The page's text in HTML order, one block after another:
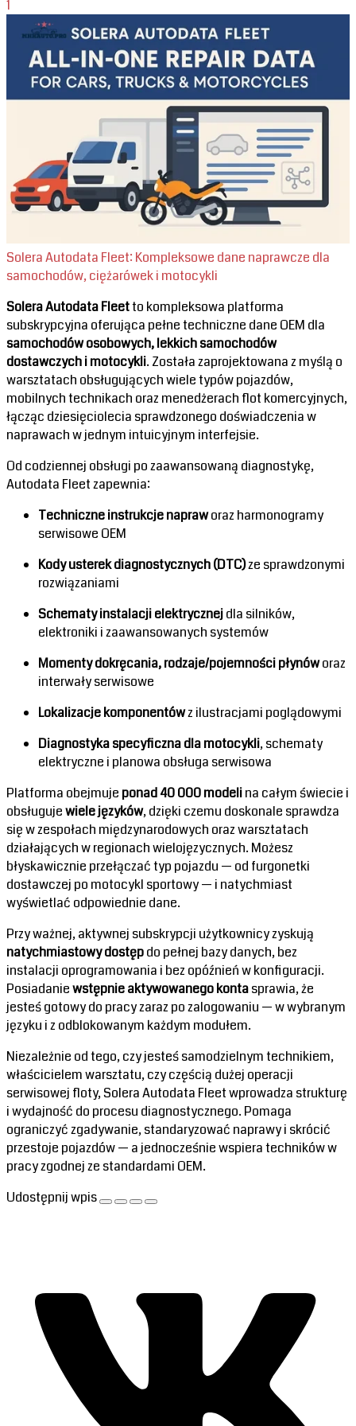
1
Solera Autodata Fleet: Kompleksowe dane naprawcze dla
samochodów, ciężarówek i motocykli
Solera Autodata Fleetto kompleksowa platforma
subskrypcyjna oferująca pełne techniczne dane OEM dla
samochodów osobowych, lekkich samochodów
dostawczych i motocykli. Została zaprojektowana z myślą o
warsztatach obsługujących wiele typów pojazdów,
mobilnych technikach oraz menedżerach flot komercyjnych,
łącząc dziesięciolecia sprawdzonego doświadczenia w
naprawach w jednym intuicyjnym interfejsie.
Od codziennej obsługi po zaawansowaną diagnostykę,
Autodata Fleet zapewnia:
Techniczne instrukcje napraworaz harmonogramy
serwisowe OEM
Kody usterek diagnostycznych (DTC)ze sprawdzonymi
rozwiązaniami
Schematy instalacji elektrycznejdla silników,
elektroniki i zaawansowanych systemów
Momenty dokręcania, rodzaje/pojemności płynóworaz
interwały serwisowe
Lokalizacje komponentówz ilustracjami poglądowymi
Diagnostyka specyficzna dla motocykli, schematy
elektryczne i planowa obsługa serwisowa
Platforma obejmuje ponad 40 000 modelina całym świecie i
obsługujewiele języków, dzięki czemu doskonale sprawdza
się w zespołach międzynarodowych oraz warsztatach
działających w regionach wielojęzycznych. Możesz
błyskawicznie przełączać typ pojazdu — od furgonetki
dostawczej po motocykl sportowy — i natychmiast
wyświetlać odpowiednie dane.
Przy ważnej, aktywnej subskrypcji użytkownicy zyskują
natychmiastowy dostępdo pełnej bazy danych, bez
instalacji oprogramowania i bez opóźnień w konfiguracji.
Posiadaniewstępnie aktywowanego kontasprawia, że
jesteś gotowy do pracy zaraz po zalogowaniu — w wybranym
języku i z odblokowanym każdym modułem.
Niezależnie od tego, czy jesteś samodzielnym technikiem,
właścicielem warsztatu, czy częścią dużej operacji
serwisowej floty, Solera Autodata Fleet wprowadza strukturę
i wydajność do procesu diagnostycznego. Pomaga
ograniczyć zgadywanie, standaryzować naprawy i skrócić
przestoje pojazdów — a jednocześnie wspiera techników w
pracy zgodnej ze standardami OEM.
Udostępnij wpis